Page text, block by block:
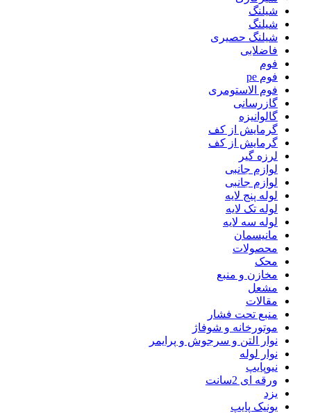
شیلنگ
شیلنگ
شیلنگ حصیری
فاضلابی
فوم
فوم pe
فوم الاستومری
گازرسانی
گالوانیزه
گرمایش از کف
گرمایش از کف
لرزه گیر
لوازم جانبی
لوازم جانبی
لوله پنج لایه
لوله تک لایه
لوله سه لایه
مانیسمان
محصولات
محک
مخازن و منبع
مشعل
مقالات
منبع تحت فشار
موتورخانه و شوفاژ
نوار التن و سرجوش و پرایمر
نوار لوله
نیوپایپ
ورقه ای 2سانت
یزد
یونیک پایپ